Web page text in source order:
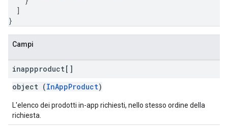
]
}
Campi
inappproduct[]
object (InAppProduct)
L'elenco dei prodotti in-app richiesti, nello stesso ordine della
richiesta.